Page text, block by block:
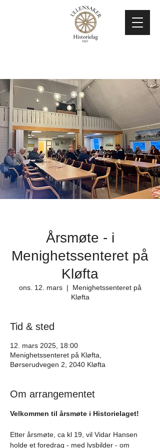
Årsmøte - i
Menighetssenteret på
Kløfta
ons. 12. mars
  |
Menighetssenteret på
Kløfta
Tid & sted
12. mars 2025, 18:00
Menighetssenteret på Kløfta,
Børserudvegen 2, 2040 Kløfta
Om arrangementet
Velkommen til årsmøte i Historielaget!
Etter årsmøte, ca kl 19, vil Vidar Hansen
holde et foredrag - med lysbilder - om